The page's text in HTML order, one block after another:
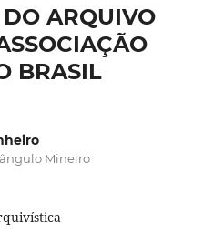
ARQUIVO
BRASIL
Mineiro